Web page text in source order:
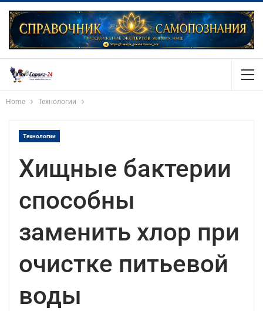
Home Технологии
Технологии
Хищные бактерии
способны
заменить хлор при
очистке питьевой
воды